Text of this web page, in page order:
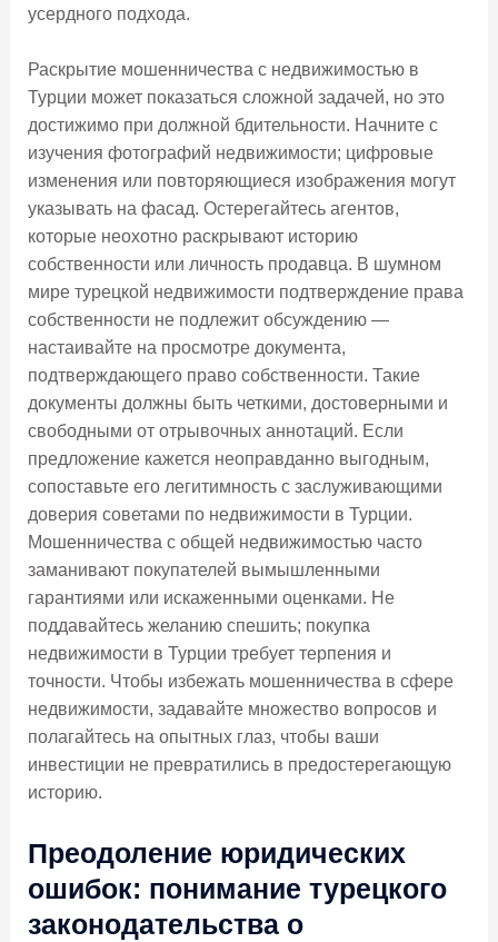
усердного подхода.
Раскрытие мошенничества с недвижимостью в
Турции может показаться сложной задачей, но это
достижимо при должной бдительности. Начните с
изучения фотографий недвижимости; цифровые
изменения или повторяющиеся изображения могут
указывать на фасад. Остерегайтесь агентов,
которые неохотно раскрывают историю
собственности или личность продавца. В шумном
мире турецкой недвижимости подтверждение права
собственности не подлежит обсуждению —
настаивайте на просмотре документа,
подтверждающего право собственности. Такие
документы должны быть четкими, достоверными и
свободными от отрывочных аннотаций. Если
предложение кажется неоправданно выгодным,
сопоставьте его легитимность с заслуживающими
доверия советами по недвижимости в Турции.
Мошенничества с общей недвижимостью часто
заманивают покупателей вымышленными
гарантиями или искаженными оценками. Не
поддавайтесь желанию спешить; покупка
недвижимости в Турции требует терпения и
точности. Чтобы избежать мошенничества в сфере
недвижимости, задавайте множество вопросов и
полагайтесь на опытных глаз, чтобы ваши
инвестиции не превратились в предостерегающую
историю.
Преодоление юридических
ошибок: понимание турецкого
законодательства о